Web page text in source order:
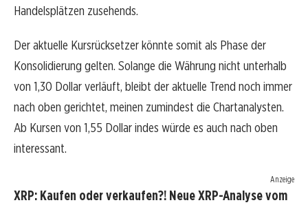
Handelsplätzen zusehends.
Der aktuelle Kursrücksetzer könnte somit als Phase der
Konsolidierung gelten. Solange die Währung nicht unterhalb
von 1,30 Dollar verläuft, bleibt der aktuelle Trend noch immer
nach oben gerichtet, meinen zumindest die Chartanalysten.
Ab Kursen von 1,55 Dollar indes würde es auch nach oben
interessant.
Anzeige
XRP: Kaufen oder verkaufen?! Neue XRP-Analyse vom